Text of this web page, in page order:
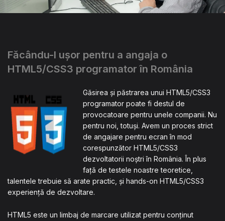
Făcându-l ușor pentru a angaja o
HTML5/CSS3 programator în România
Găsirea și păstrarea unui HTML5/CSS3
programator poate fi destul de
provocatoare pentru unele companii. Nu
pentru noi, totuși. Avem un proces strict
de angajare pentru ecran în mod
corespunzător HTML5/CSS3
dezvoltatorii noștri în România. În plus
față de testele noastre teoretice,
talentele trebuie să arate practic, și hands-on HTML5/CSS3
experiență de dezvoltare.
HTML5 este un limbaj de marcare utilizat pentru conținut